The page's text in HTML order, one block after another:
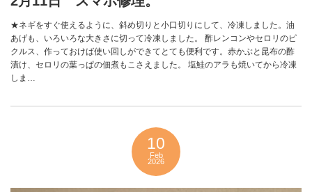
★ネギをすぐ使えるように、斜め切りと小口切りにして、冷凍しました。油
あげも、いろいろな大きさに切って冷凍しました。 酢レンコンやセロリのピ
クルス、作っておけば使い回しができてとても便利です。赤かぶと昆布の酢
漬け、セロリの葉っぱの佃煮もこさえました。 塩鮭のアラも焼いてから冷凍
しま…
10
Feb
2026